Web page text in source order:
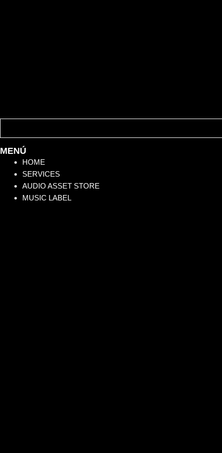
MENÚ
HOME
SERVICES
AUDIO ASSET STORE
MUSIC LABEL